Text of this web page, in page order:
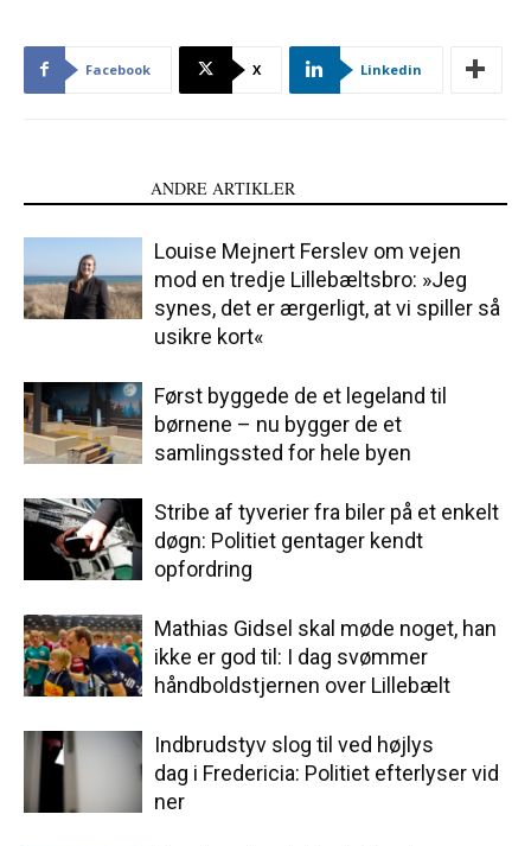
Facebook X Linkedin
ANDRE ARTIKLER
Louise Mejnert Ferslev om vejen
mod en tredje Lillebæltsbro: »Jeg
synes, det er ærgerligt, at vi spiller så
usikre kort«
Først byggede de et legeland til
børnene – nu bygger de et
samlingssted for hele byen
Stribe af tyverier fra biler på et enkelt
døgn: Politiet gentager kendt
opfordring
Mathias Gidsel skal møde noget, han
ikke er god til: I dag svømmer
håndboldstjernen over Lillebælt
Indbrudstyv slog til ved højlys
dag i Fredericia: Politiet efterlyser vid
ner